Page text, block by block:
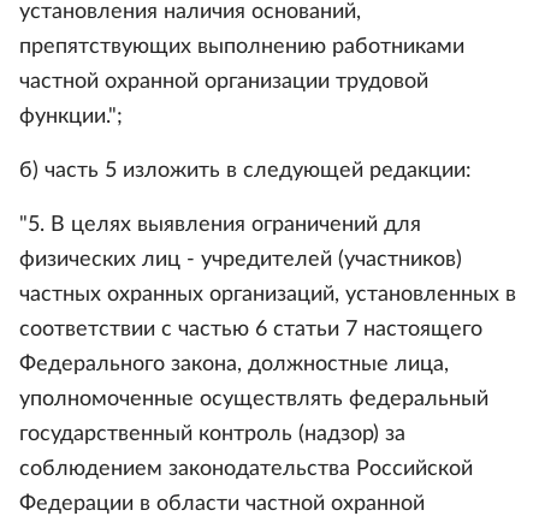
установления наличия оснований,
препятствующих выполнению работниками
частной охранной организации трудовой
функции.";
б) часть 5 изложить в следующей редакции:
"5. В целях выявления ограничений для
физических лиц - учредителей (участников)
частных охранных организаций, установленных в
соответствии с частью 6 статьи 7 настоящего
Федерального закона, должностные лица,
уполномоченные осуществлять федеральный
государственный контроль (надзор) за
соблюдением законодательства Российской
Федерации в области частной охранной